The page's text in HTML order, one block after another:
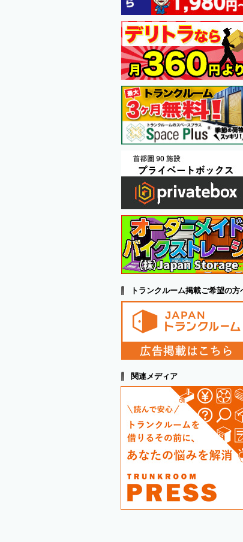
トランクルーム掲載ご希望の方
関連メディア